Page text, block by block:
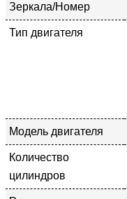
Зеркала/Номер
Тип двигателя
Модель двигателя
Количество
цилиндров